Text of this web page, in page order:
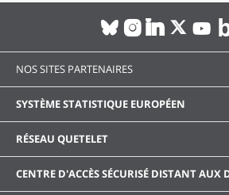
NOS SITES PARTENAIRES
SYSTÈME STATISTIQUE EUROPÉEN
RÉSEAU QUETELET
CENTRE D'ACCÈS SÉCURISÉ DISTANT AUX